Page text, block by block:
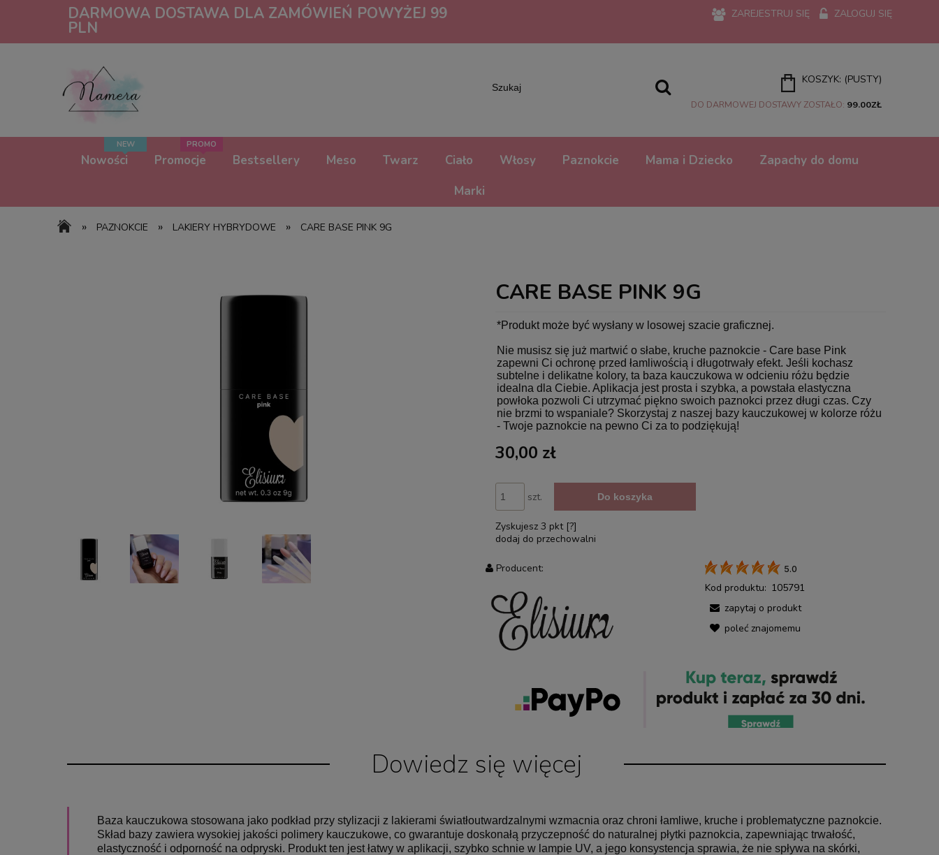
DARMOWA DOSTAWA DLA ZAMÓWIEŃ POWYŻEJ 99
PLN
ZAREJESTRUJ SIĘ ZALOGUJ SIĘ
KOSZYK: (PUSTY)
DO DARMOWEJ DOSTAWY ZOSTAŁO: 99.00ZŁ
Nowości Promocje Bestsellery Meso Twarz Ciało Włosy Paznokcie Mama i Dziecko
Zapachy do domu
Marki
» PAZNOKCIE » LAKIERY HYBRYDOWE » CARE BASE PINK 9G
CARE BASE PINK 9G
*Produkt może być wysłany w losowej szacie graficznej.
Nie musisz się już martwić o słabe, kruche paznokcie - Care base Pink
zapewni Ci ochronę przed łamliwością i długotrwały efekt. Jeśli kochasz
subtelne i delikatne kolory, ta baza kauczukowa w odcieniu różu będzie
idealna dla Ciebie. Aplikacja jest prosta i szybka, a powstała elastyczna
powłoka pozwoli Ci utrzymać piękno swoich paznokci przez długi czas. Czy
nie brzmi to wspaniale? Skorzystaj z naszej bazy kauczukowej w kolorze różu
- Twoje paznokcie na pewno Ci za to podziękują!
30,00 zł
szt. Do koszyka
Zyskujesz 3 pkt [?]
dodaj do przechowalni
Producent: 5.0
Kod produktu: 105791
zapytaj o produkt
poleć znajomemu
Dowiedz się więcej
Baza kauczukowa stosowana jako podkład przy stylizacji z lakierami światłoutwardzalnymi wzmacnia oraz chroni łamliwe, kruche i problematyczne paznokcie.
Skład bazy zawiera wysokiej jakości polimery kauczukowe, co gwarantuje doskonałą przyczepność do naturalnej płytki paznokcia, zapewniając trwałość,
elastyczność i odporność na odpryski. Produkt ten jest łatwy w aplikacji, szybko schnie w lampie UV, a jego konsystencja sprawia, że nie spływa na skórki,